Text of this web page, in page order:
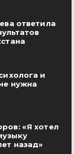
ответила
и
нужна
«Я хотел
назад»